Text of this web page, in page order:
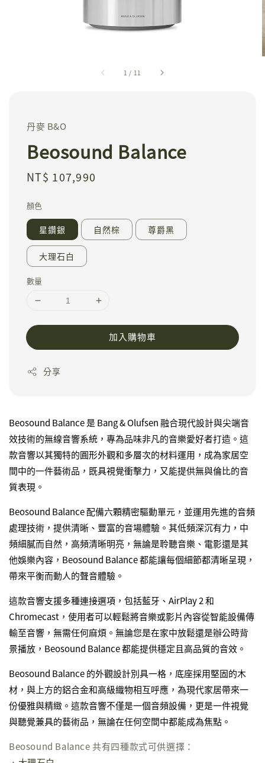
1 / 11
丹麥 B&O
Beosound Balance
Regular
NT$ 107,990
顏色
星鑽銀 自然棕 尊爵黑
大理石白
數量
加入購物車
分享
Beosound Balance 是 Bang & Olufsen 融合現代設計與尖端音
效技術的無線音響系統，專為品味非凡的音樂愛好者打造。這
款音響以其獨特的圓形外觀和多層次的材料運用，成為家居空
間中的一件藝術品，既具視覺衝擊力，又能提供無與倫比的音
質表現。
Beosound Balance 配備六顆精密驅動單元，並運用先進的音頻
處理技術，提供清晰、豐富的音場體驗。其低頻深沉有力，中
頻細膩而自然，高頻清晰明亮，無論是聆聽音樂、電影還是其
他娛樂內容，Beosound Balance 都能讓每個細節都清晰呈現，
帶來平衡而動人的聲音體驗。
這款音響支援多種連接選項，包括藍牙、AirPlay 2 和
Chromecast，使用者可以輕鬆將音樂或影片內容從智能設備傳
輸至音響，無需任何麻煩。無論您是在家中放鬆還是辦公時背
景播放，Beosound Balance 都能提供穩定且高品質的音效。
Beosound Balance 的外觀設計別具一格，底座採用堅固的木
材，與上方的鋁合金和高級織物相互呼應，為現代家居帶來一
份優雅與精緻。這款音響不僅是一個音頻設備，更是一件視覺
與聽覺兼具的藝術品，無論在任何空間中都能成為焦點。
Beosound Balance 共有四種款式可供選擇：